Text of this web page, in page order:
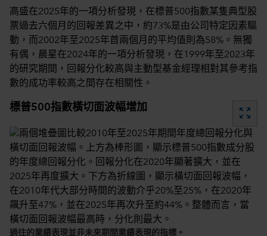
高盛在2025年的一項分析發現，在標普500指數某隻典型股
票過去六個月的回報差異之中，約73%是由公司特定因素驅
動，而2002年至2025年首兩個月的平均值則為58%。無獨
有偶，晨星在2024年的一項分析發現，在1999年至2023年
的研究期間，回報分化較高與主動型基金經理相對其參考指
數的成功率較高之間存在相關性。
標普500指數橫切面波幅增加 zoom_out_map
過往的業績表現並非未來期間業績表現的指標。